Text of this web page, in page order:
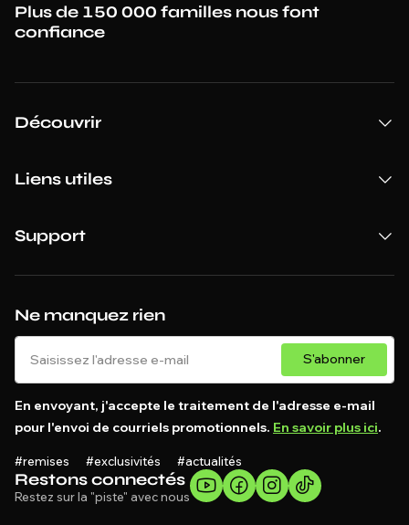
Restons connectés
Restez sur la "piste" avec nous
Ne manquez rien
S'abonner
En envoyant, j'accepte le traitement de l'adresse e-mail
pour l'envoi de courriels promotionnels. En savoir plus ici.
#remises #exclusivités #actualités
Plus de 150 000 familles nous font
confiance
Découvrir
Liens utiles
Support